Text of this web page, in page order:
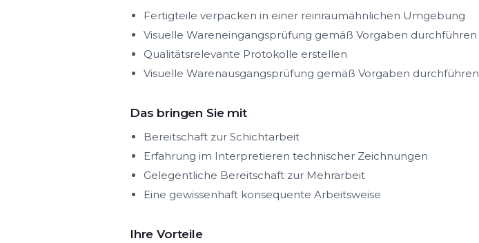
Fertigteile verpacken in einer reinraumähnlichen Umgebung
Visuelle Wareneingangsprüfung gemäß Vorgaben durchführen
Qualitätsrelevante Protokolle erstellen
Visuelle Warenausgangsprüfung gemäß Vorgaben durchführen
Das bringen Sie mit
Bereitschaft zur Schichtarbeit
Erfahrung im Interpretieren technischer Zeichnungen
Gelegentliche Bereitschaft zur Mehrarbeit
Eine gewissenhaft konsequente Arbeitsweise
Ihre Vorteile